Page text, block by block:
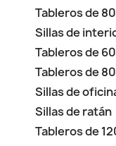
Tableros de
Sillas de
Tableros de
Tableros de
Sillas de
Sillas de ratán
Tableros de